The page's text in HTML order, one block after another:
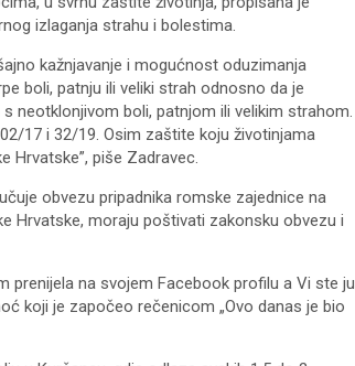
izlaganja strahu i bolestima.
kažnjavanje i mogućnost oduzimanja
boli, patnju ili veliki strah odnosno da je
neotklonjivom boli, patnjom ili velikim strahom.
17 i 32/19. Osim zaštite koju životinjama
Hrvatske”, piše Zadravec.
obvezu pripadnika romske zajednice na
Hrvatske, moraju poštivati zakonsku obvezu i
prenijela na svojem Facebook profilu a Vi ste ju
koji je započeo rečenicom „Ovo danas je bio